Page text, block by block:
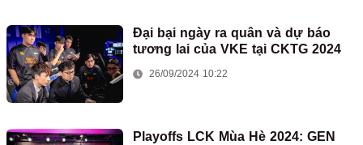
Đại bại ngày ra quân và dự báo
tương lai của VKE tại CKTG 2024
26/09/2024 10:22
Playoffs LCK Mùa Hè 2024: GEN